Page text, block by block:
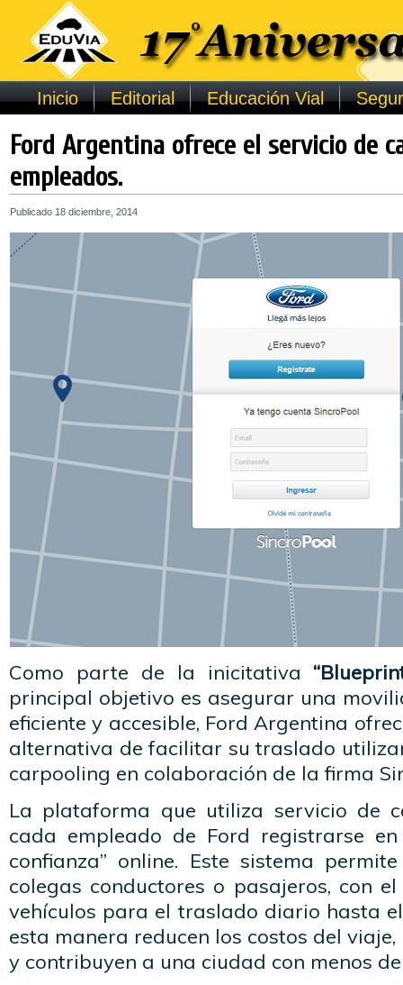
Inicio Editorial Educación Vial
Ford Argentina ofrece el servicio de
empleados.
Publicado 18 diciembre, 2014
Como parte de la inicitativa
principal objetivo es asegurar una
eficiente y accesible, Ford Argentina
alternativa de facilitar su traslado
carpooling en colaboración de la firma
La plataforma que utiliza servicio de
cada empleado de Ford registrarse
confianza” online. Este sistema
colegas conductores o pasajeros, con
vehículos para el traslado diario hasta
esta manera reducen los costos del viaje,
y contribuyen a una ciudad con menos